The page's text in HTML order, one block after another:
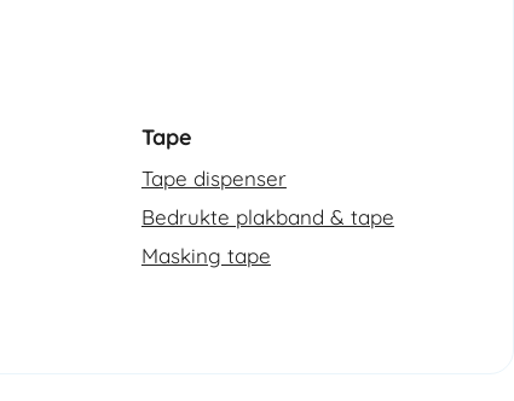
Tape
Tape dispenser
Bedrukte plakband & tape
Masking tape